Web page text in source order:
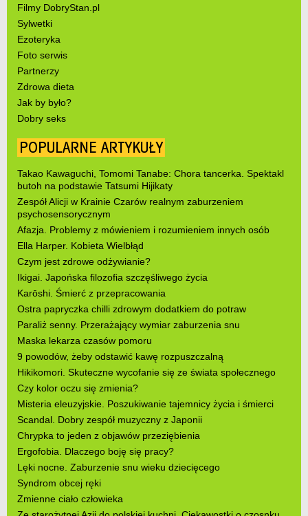
Filmy DobryStan.pl
Sylwetki
Ezoteryka
Foto serwis
Partnerzy
Zdrowa dieta
Jak by było?
Dobry seks
POPULARNE ARTYKUŁY
Takao Kawaguchi, Tomomi Tanabe: Chora tancerka. Spektakl
butoh na podstawie Tatsumi Hijikaty
Zespół Alicji w Krainie Czarów realnym zaburzeniem
psychosensorycznym
Afazja. Problemy z mówieniem i rozumieniem innych osób
Ella Harper. Kobieta Wielbłąd
Czym jest zdrowe odżywianie?
Ikigai. Japońska filozofia szczęśliwego życia
Karōshi. Śmierć z przepracowania
Ostra papryczka chilli zdrowym dodatkiem do potraw
Paraliż senny. Przerażający wymiar zaburzenia snu
Maska lekarza czasów pomoru
9 powodów, żeby odstawić kawę rozpuszczalną
Hikikomori. Skuteczne wycofanie się ze świata społecznego
Czy kolor oczu się zmienia?
Misteria eleuzyjskie. Poszukiwanie tajemnicy życia i śmierci
Scandal. Dobry zespół muzyczny z Japonii
Chrypka to jeden z objawów przeziębienia
Ergofobia. Dlaczego boję się pracy?
Lęki nocne. Zaburzenie snu wieku dziecięcego
Syndrom obcej ręki
Zmienne ciało człowieka